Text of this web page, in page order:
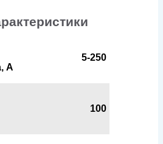
А
5-250
100